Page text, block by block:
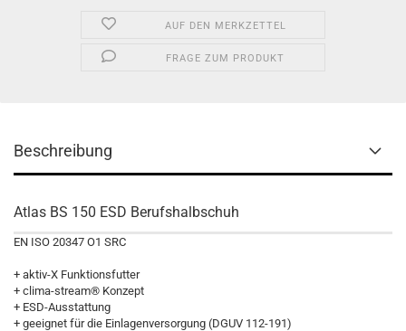
AUF DEN MERKZETTEL
FRAGE ZUM PRODUKT
Beschreibung
Atlas BS 150 ESD Berufshalbschuh
EN ISO 20347 O1 SRC
+ aktiv-X Funktionsfutter
+ clima-stream® Konzept
+ ESD-Ausstattung
+ geeignet für die Einlagenversorgung (DGUV 112-191)